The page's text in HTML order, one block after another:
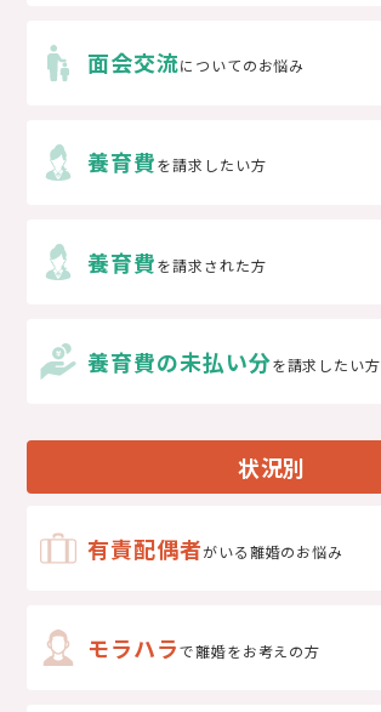
面会交流についてのお悩み
養育費を請求したい方
養育費を請求された方
養育費の未払い分を請求したい方
状況別
有責配偶者がいる離婚のお悩み
モラハラで離婚をお考えの方